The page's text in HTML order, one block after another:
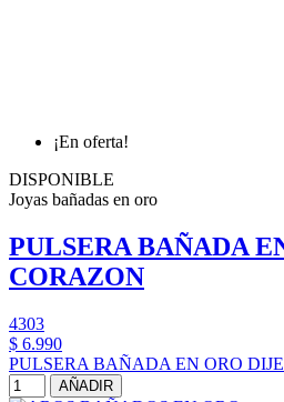
¡En oferta!
DISPONIBLE
Joyas bañadas en oro
PULSERA BAÑADA
CORAZON
4303
$ 6.990
PULSERA BAÑADA EN ORO
AÑADIR